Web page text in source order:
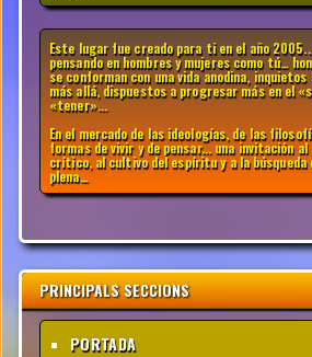
Este lugar fue creado para ti en el año
pensando en hombres y mujeres como tú…
se conforman con una vida anodina,
más allá, dispuestos a progresar más en el
«tener»...
En el mercado de las ideologías, de las
formas de vivir y de pensar... una invitación
crítico, al cultivo del espíritu y a la búsqueda
plena…
PRINCIPALS SECCIONS
PORTADA